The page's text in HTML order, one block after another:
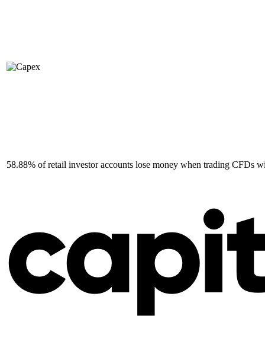
58.88% of retail investor accounts lose money when trading CFDs